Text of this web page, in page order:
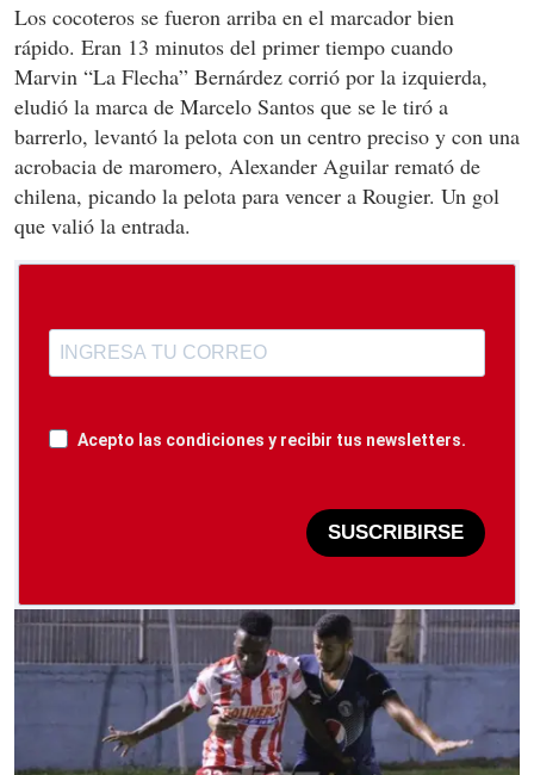
Los cocoteros se fueron arriba en el marcador bien
rápido. Eran 13 minutos del primer tiempo cuando
Marvin “La Flecha” Bernárdez corrió por la izquierda,
eludió la marca de Marcelo Santos que se le tiró a
barrerlo, levantó la pelota con un centro preciso y con una
acrobacia de maromero, Alexander Aguilar remató de
chilena, picando la pelota para vencer a Rougier. Un gol
que valió la entrada.
Acepto las condiciones y recibir tus newsletters.
SUSCRIBIRSE